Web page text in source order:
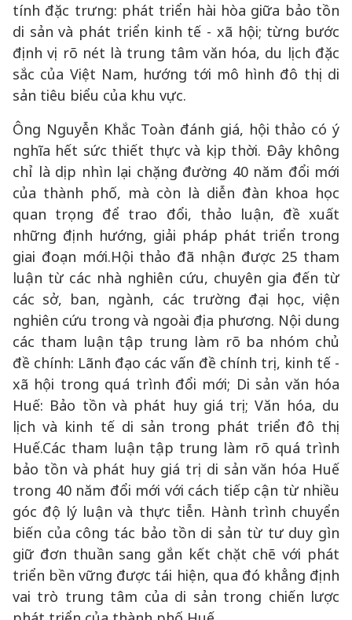
tính đặc trưng: phát triển hài hòa giữa bảo tồn
di sản và phát triển kinh tế - xã hội; từng bước
định vị rõ nét là trung tâm văn hóa, du lịch đặc
sắc của Việt Nam, hướng tới mô hình đô thị di
sản tiêu biểu của khu vực.
Ông Nguyễn Khắc Toàn đánh giá, hội thảo có ý
nghĩa hết sức thiết thực và kịp thời. Đây không
chỉ là dịp nhìn lại chặng đường 40 năm đổi mới
của thành phố, mà còn là diễn đàn khoa học
quan trọng để trao đổi, thảo luận, đề xuất
những định hướng, giải pháp phát triển trong
giai đoạn mới.Hội thảo đã nhận được 25 tham
luận từ các nhà nghiên cứu, chuyên gia đến từ
các sở, ban, ngành, các trường đại học, viện
nghiên cứu trong và ngoài địa phương. Nội dung
các tham luận tập trung làm rõ ba nhóm chủ
đề chính: Lãnh đạo các vấn đề chính trị, kinh tế -
xã hội trong quá trình đổi mới; Di sản văn hóa
Huế: Bảo tồn và phát huy giá trị; Văn hóa, du
lịch và kinh tế di sản trong phát triển đô thị
Huế.Các tham luận tập trung làm rõ quá trình
bảo tồn và phát huy giá trị di sản văn hóa Huế
trong 40 năm đổi mới với cách tiếp cận từ nhiều
góc độ lý luận và thực tiễn. Hành trình chuyển
biến của công tác bảo tồn di sản từ tư duy gìn
giữ đơn thuần sang gắn kết chặt chẽ với phát
triển bền vững được tái hiện, qua đó khẳng định
vai trò trung tâm của di sản trong chiến lược